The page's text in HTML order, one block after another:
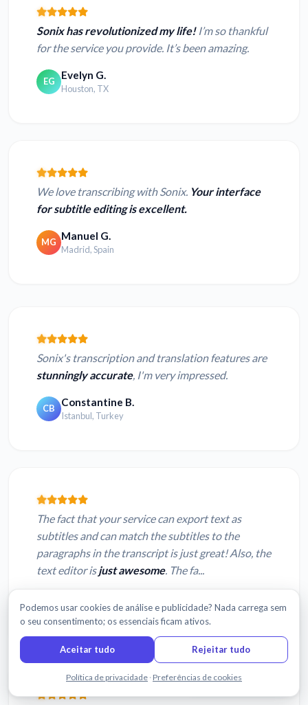
Sonix has revolutionized my life!I’m so thankful
for the service you provide. It’s been amazing.
EG Evelyn G.
Houston, TX
We love transcribing with Sonix. Your interface
for subtitle editing is excellent.
MG Manuel G.
Madrid, Spain
Sonix's transcription and translation features are
stunningly accurate, I'm very impressed.
CB Constantine B.
Istanbul, Turkey
The fact that your service can export text as
subtitles and can match the subtitles to the
paragraphs in the transcript is just great! Also, the
text editor isjust awesome. The fa...
ED
Minsk, Belarus
Fale connosco
Podemos usar cookies de análise e publicidade? Nada carrega sem
o seu consentimento; os essenciais ficam ativos.
Aceitar tudo Rejeitar tudo
Política de privacidade · Preferências de cookies